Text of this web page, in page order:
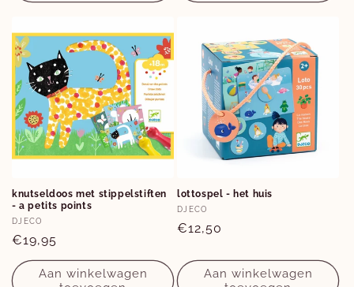
knutseldoos met stippelstiften
- a petits points
Verkoper:
DJECO
Normale
prijs
€19,95
Aan winkelwagen
lottospel - het huis
Verkoper:
DJECO
Normale
€12,50
Aan winkelwagen